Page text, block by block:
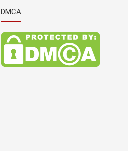
DMCA